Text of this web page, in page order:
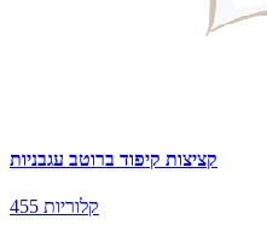
קציצות קיפוד ברוטב עגבניות
455 קלוריות